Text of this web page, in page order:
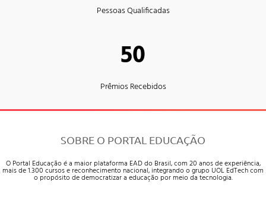
Pessoas Qualificadas
50
Prêmios Recebidos
SOBRE O PORTAL EDUCAÇÃO
O Portal Educação é a maior plataforma EAD do Brasil, com 20 anos de experiência,
mais de 1.300 cursos e reconhecimento nacional, integrando o grupo UOL EdTech com
o propósito de democratizar a educação por meio da tecnologia.